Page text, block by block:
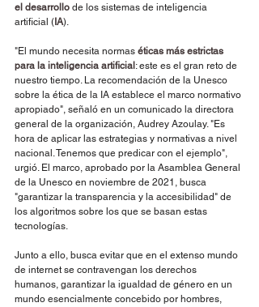
el desarrollo de los sistemas de inteligencia
artificial ( IA).
"El mundo necesita normas éticas más estrictas
para la inteligencia artificial : este es el gran reto de
nuestro tiempo. La recomendación de la Unesco
sobre la ética de la IA establece el marco normativo
apropiado", señaló en un comunicado la directora
general de la organización, Audrey Azoulay. "Es
hora de aplicar las estrategias y normativas a nivel
nacional. Tenemos que predicar con el ejemplo",
urgió. El marco, aprobado por la Asamblea General
de la Unesco en noviembre de 2021, busca
"garantizar la transparencia y la accesibilidad" de
los algoritmos sobre los que se basan estas
tecnologías.
Junto a ello, busca evitar que en el extenso mundo
de internet se contravengan los derechos
humanos, garantizar la igualdad de género en un
mundo esencialmente concebido por hombres,